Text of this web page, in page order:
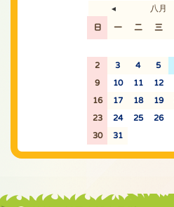
◄ 八月
日 一 二 三
2 3 4 5
9 10 11 12
16 17 18 19
23 24 25 26
30 31